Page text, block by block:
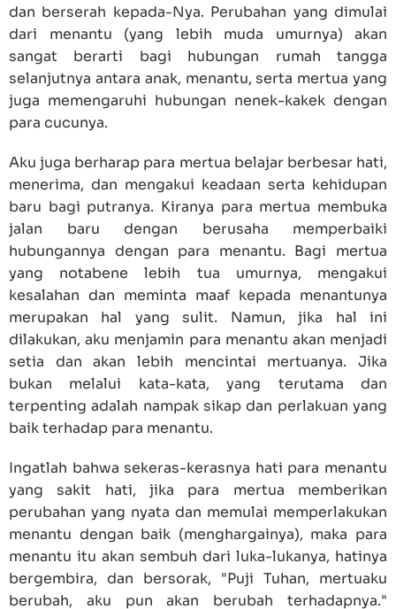
dan berserah kepada-Nya. Perubahan yang dimulai
dari menantu (yang lebih muda umurnya) akan
sangat berarti bagi hubungan rumah tangga
selanjutnya antara anak, menantu, serta mertua yang
juga memengaruhi hubungan nenek-kakek dengan
para cucunya.
Aku juga berharap para mertua belajar berbesar hati,
menerima, dan mengakui keadaan serta kehidupan
baru bagi putranya. Kiranya para mertua membuka
jalan baru dengan berusaha memperbaiki
hubungannya dengan para menantu. Bagi mertua
yang notabene lebih tua umurnya, mengakui
kesalahan dan meminta maaf kepada menantunya
merupakan hal yang sulit. Namun, jika hal ini
dilakukan, aku menjamin para menantu akan menjadi
setia dan akan lebih mencintai mertuanya. Jika
bukan melalui kata-kata, yang terutama dan
terpenting adalah nampak sikap dan perlakuan yang
baik terhadap para menantu.
Ingatlah bahwa sekeras-kerasnya hati para menantu
yang sakit hati, jika para mertua memberikan
perubahan yang nyata dan memulai memperlakukan
menantu dengan baik (menghargainya), maka para
menantu itu akan sembuh dari luka-lukanya, hatinya
bergembira, dan bersorak, "Puji Tuhan, mertuaku
berubah, aku pun akan berubah terhadapnya."